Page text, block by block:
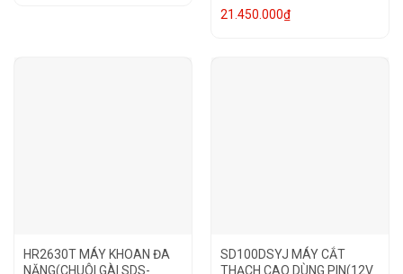
21.450.000₫
HR2630T MÁY KHOAN ĐA
NĂNG(CHUÔI GÀI SDS-
SD100DSYJ MÁY CẮT
THẠCH CAO DÙNG PIN(12V